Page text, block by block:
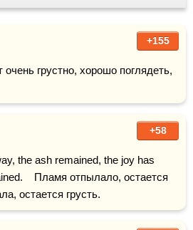
+155
очень грустно, хорошо поглядеть,
+58
the ash remained, the joy has
Пламя отпылало, остается
остается грусть.